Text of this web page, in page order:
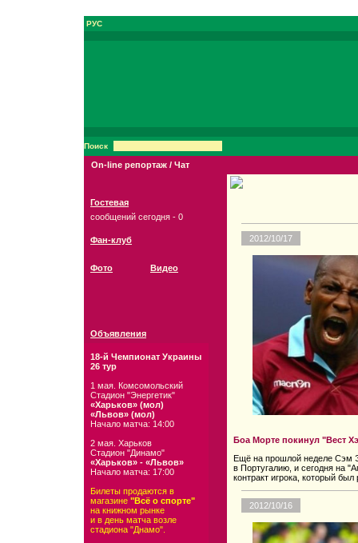
РУС
Поиск
On-line репортаж / Чат
Гостевая
сообщений сегодня - 0
Фан-клуб
Фото Видео
Объявления
18-й Чемпионат Украины
26 тур
1 мая. Комсомольский
Стадион "Энергетик"
«Харьков» (мол)
«Львов» (мол)
Начало матча: 14:00
2 мая. Харьков
Стадион "Динамо"
«Харьков» - «Львов»
Начало матча: 17:00
Билеты продаются в
магазине "Всё о спорте"
на книжном рынке
и в день матча возле
стадиона "Днамо".
2012/10/17
Боа Морте покинул "Вест
Ещё на прошлой неделе Сэм
в Португалию, и сегодня на
контракт игрока, который
2012/10/16